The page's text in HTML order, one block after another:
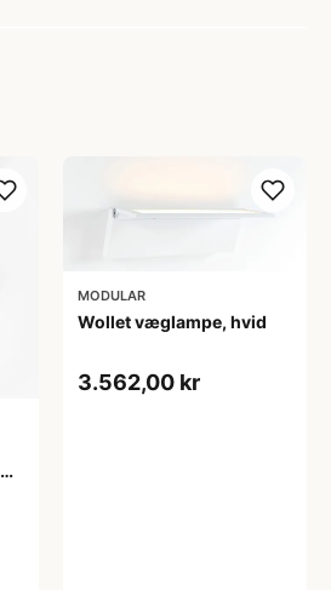
MODULAR
Wollet væglampe, hvid
3.562,00 kr